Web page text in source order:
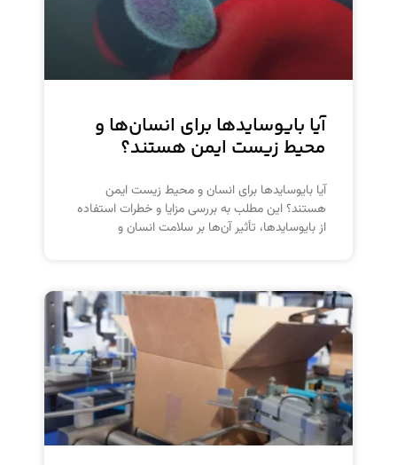
آیا بایوسایدها برای انسان‌ها و
محیط زیست ایمن هستند؟
آیا بایوسایدها برای انسان و محیط زیست ایمن
هستند؟ این مطلب به بررسی مزایا و خطرات استفاده
از بایوسایدها، تأثیر آن‌ها بر سلامت انسان و